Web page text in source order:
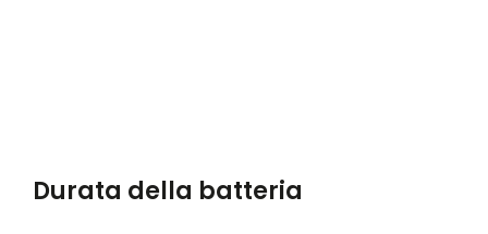
Durata della batteria